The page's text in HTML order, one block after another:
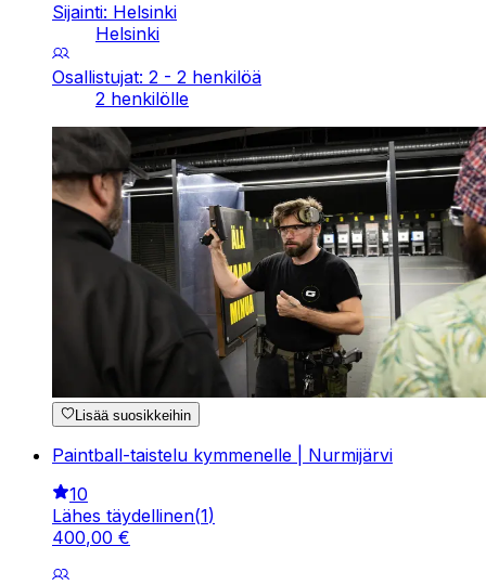
Sijainti: Helsinki
Helsinki
Osallistujat: 2 - 2 henkilöä
2 henkilölle
Lisää suosikkeihin
Paintball-taistelu kymmenelle | Nurmijärvi
10
Lähes täydellinen(1)
400,00 €